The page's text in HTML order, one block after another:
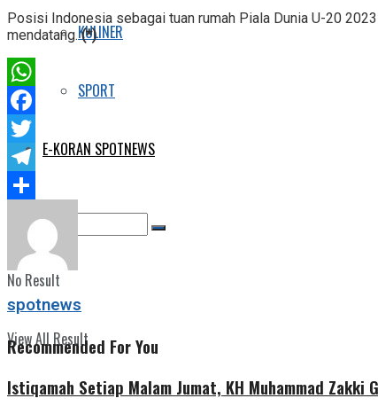
KULINER
SPORT
E-KORAN SPOTNEWS
No Result
View All Result
Posisi Indonesia sebagai tuan rumah Piala Dunia U-20
mendatang.(*)
WhatsApp
Facebook
Twitter
Telegram
spotnews
Recommended For You
Istiqamah Setiap Malam Jumat, KH Muhammad Zakki